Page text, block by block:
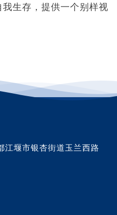
生存，提供一个别样视
堰市银杏街道玉兰西路